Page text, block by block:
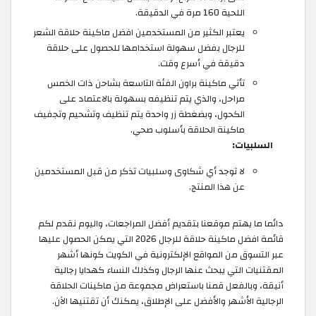
اللحية 160 مرة في الدقيقة.
يعتبر الكثير من المستخدمين افضل ماكينة حلاقة الشعر
للرجال بفضل سهولة استخدامها للحصول على حلاقة
دقيقة في أسرع وقت.
تأتي ماكينة براون الفئة التاسعة بشاحن ذات الخمس
مراحل، والذي يتم تنظيفه بسهولة بالاعتماد على
الكحول، وبضغطة زر واحدة يتم تنظيف وتشحيم وتجفيف
ماكينة الحلاقة بأسلوب صحي.
السلبيات:
لا توجد أي شكاوى وسلبيات تذكر من قبل المستخدمين
عن هذا المنتج.
دائما ما يهتم موقعنا بتقديم أفضل المراجعات، واليوم نقدم لكم
قائمة افضل ماكينة حلاقة للرجال 2026 التي يمكن الحصول عليها
عبر التسوق من المواقع الإلكترونية في الكويت كونها أشهر
المقتنيات التي يبحث عنها الرجال وكذلك النساء كهدايا رجالية
أنيقة، وبالفعل قمنا باستعراض مجموعة من ماكينات الحلاقة
الرجالية الأشهر والأفضل على الإطلاق، يمكنك أن تقتنيها الآن.